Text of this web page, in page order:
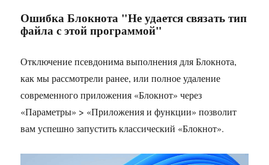
Ошибка Блокнота "Не удается связать тип
файла с этой программой"
Отключение псевдонима выполнения для Блокнота,
как мы рассмотрели ранее, или полное удаление
современного приложения «Блокнот» через
«Параметры» > «Приложения и функции» позволит
вам успешно запустить классический «Блокнот».